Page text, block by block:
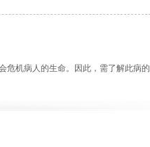
机病人的生命。因此，需了解此病的